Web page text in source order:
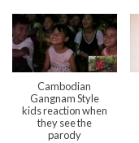
Cambodian
Gangnam Style
kids reaction when
they see the
parody